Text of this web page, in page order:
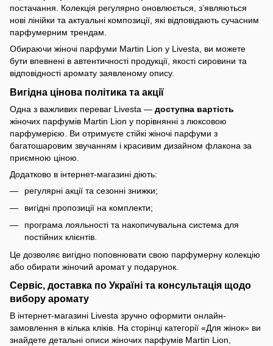
постачання. Колекція регулярно оновлюється, з’являються
нові лінійки та актуальні композиції, які відповідають сучасним
парфумерним трендам.
Обираючи жіночі парфуми Martin Lion у Livesta, ви можете
бути впевнені в автентичності продукції, якості сировини та
відповідності аромату заявленому опису.
Вигідна цінова політика та акції
Одна з важливих переваг Livesta — доступна вартість
жіночих парфумів Martin Lion у порівнянні з люксовою
парфумерією. Ви отримуєте стійкі жіночі парфуми з
багатошаровим звучанням і красивим дизайном флакона за
приємною ціною.
Додатково в інтернет-магазині діють:
регулярні акції та сезонні знижки;
вигідні пропозиції на комплекти;
програма лояльності та накопичувальна система для
постійних клієнтів.
Це дозволяє вигідно поповнювати свою парфумерну колекцію
або обирати жіночий аромат у подарунок.
Сервіс, доставка по Україні та консультація щодо
вибору аромату
В інтернет-магазині Livesta зручно оформити онлайн-
замовлення в кілька кліків. На сторінці категорії «Для жінок» ви
знайдете детальні описи жіночих парфумів Martin Lion,